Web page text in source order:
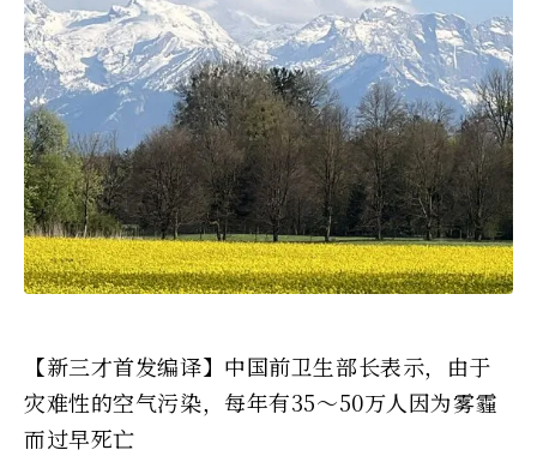
【新三才首发编译】中国前卫生部长表示，由于
灾难性的空气污染，每年有35～50万人因为雾霾
而过早死亡